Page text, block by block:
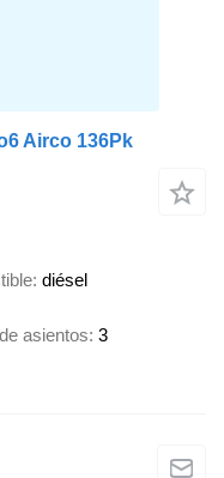
Airco 136Pk
diésel
asientos 3